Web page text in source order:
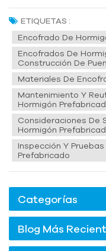
hormigón prefabricado
contratistas de la
solo ha mejorado la
ha tenido un impac...
ETIQUETAS :
Encofrado De
Encofrados De
Construcción De
Materiales De
Mantenimiento Y
Hormigón
Consideraciones De
Hormigón
Inspección Y
Prefabricado
Categorías
Blog Más